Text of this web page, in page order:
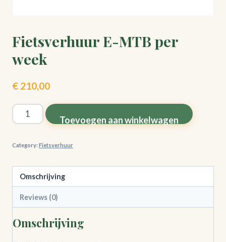
Fietsverhuur E-MTB per
week
€ 210,00
Fietsverhuur
E-
week
quantity
Toevoegen aan winkelwagen
Category:Fietsverhuur
Omschrijving
Reviews (0)
Omschrijving